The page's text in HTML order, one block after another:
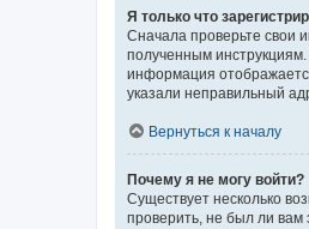
Я только что
Сначала проверьте свои
полученным
информация
указали неправильный
Вернуться к началу
Почему я не могу войти?
Существует несколько
проверить, не был ли вам